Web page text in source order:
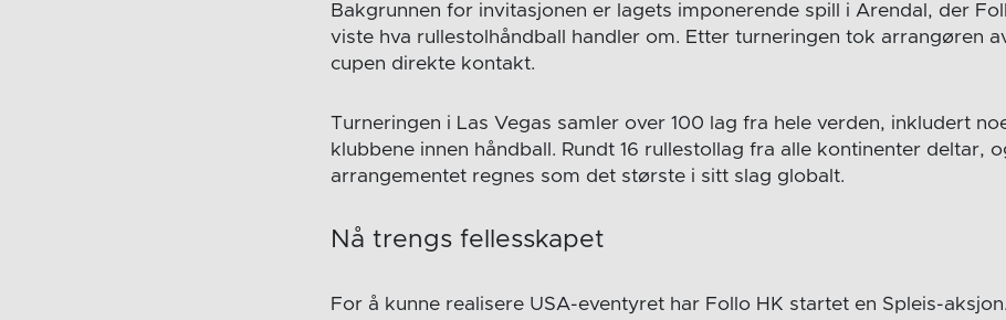
Bakgrunnen for invitasjonen er lagets imponerende spill i Arendal, der
viste hva rullestolhåndball handler om. Etter turneringen tok arrangøren
cupen direkte kontakt.
Turneringen i Las Vegas samler over 100 lag fra hele verden, inkludert
klubbene innen håndball. Rundt 16 rullestollag fra alle kontinenter deltar,
arrangementet regnes som det største i sitt slag globalt.
Nå trengs fellesskapet
For å kunne realisere USA-eventyret har Follo HK startet en Spleis-